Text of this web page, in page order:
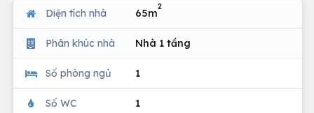
Diện tích nhà 65m
2
Phân khúc nhà Nhà 1 tầng
Số phòng ngủ 1
Số WC 1